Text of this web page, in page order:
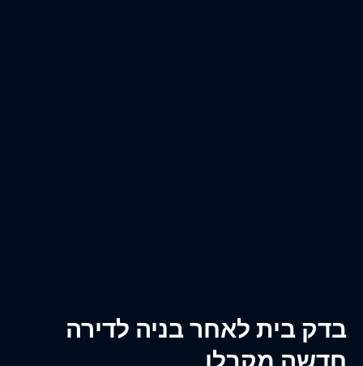
בית לאחר בניה לדירה